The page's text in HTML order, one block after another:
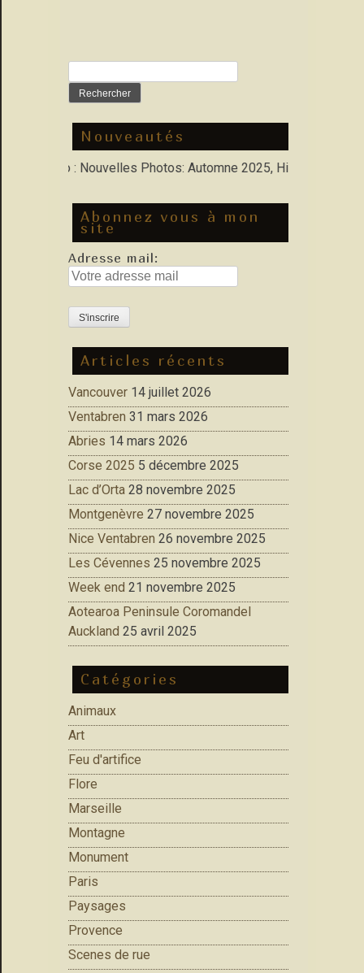
Nouveautés
Porfolio : Nouvelles Photos: Automne 2025, Hiver 2026
Abonnez vous à mon
site
Adresse mail:
Articles récents
Vancouver 14 juillet 2026
Ventabren 31 mars 2026
Abries 14 mars 2026
Corse 2025 5 décembre 2025
Lac d’Orta 28 novembre 2025
Montgenèvre 27 novembre 2025
Nice Ventabren 26 novembre 2025
Les Cévennes 25 novembre 2025
Week end 21 novembre 2025
Aotearoa Peninsule Coromandel
Auckland 25 avril 2025
Catégories
Animaux
Art
Feu d'artifice
Flore
Marseille
Montagne
Monument
Paris
Paysages
Provence
Scenes de rue